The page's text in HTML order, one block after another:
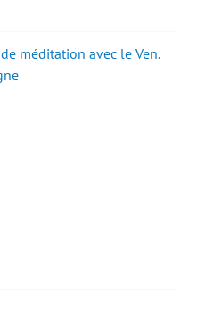
méditation avec le Ven.